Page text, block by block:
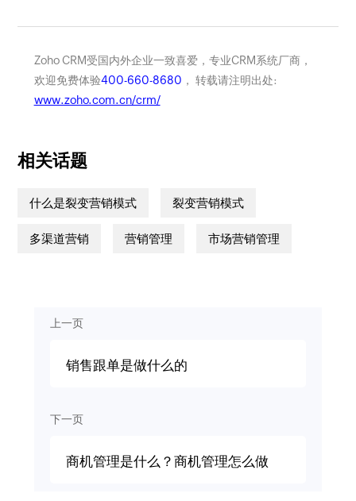
Zoho CRM受国内外企业一致喜爱，专业CRM系统厂商，
欢迎免费体验400-660-8680 ， 转载请注明出处:
www.zoho.com.cn/crm/
相关话题
什么是裂变营销模式 裂变营销模式
多渠道营销 营销管理 市场营销管理
上一页
销售跟单是做什么的
下一页
商机管理是什么？商机管理怎么做